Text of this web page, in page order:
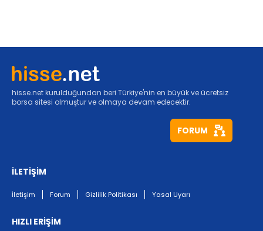
hisse.net kurulduğundan beri Türkiye'nin en büyük ve ücretsiz
borsa sitesi olmuştur ve olmaya devam edecektir.
FORUM
İLETİŞİM
İletişim Forum Gizlilik Politikası Yasal Uyarı
HIZLI ERİŞİM